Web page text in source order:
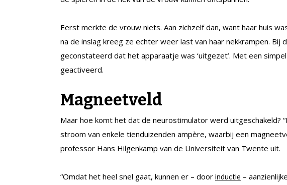
Eerst merkte de vrouw niets. Aan zichzelf dan, want haar huis
na de inslag kreeg ze echter weer last van haar nekkrampen. Bij
geconstateerd dat het apparaatje was ‘uitgezet’. Met een
geactiveerd.
Magneetveld
Maar hoe komt het dat de neurostimulator werd uitgeschakeld?
stroom van enkele tienduizenden ampère, waarbij een
professor Hans Hilgenkamp van de Universiteit van Twente uit.
“Omdat het heel snel gaat, kunnen er – door inductie –